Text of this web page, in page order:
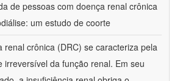
de pessoas com doença renal crônica
um estudo de coorte
renal crônica (DRC) se caracteriza pela
irreversível da função renal. Em seu